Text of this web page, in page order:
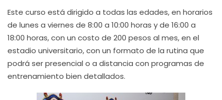
Este curso está dirigido a todas las edades, en horarios
de lunes a viernes de 8:00 a 10:00 horas y de 16:00 a
18:00 horas, con un costo de 200 pesos al mes, en el
estadio universitario, con un formato de la rutina que
podrá ser presencial o a distancia con programas de
entrenamiento bien detallados.